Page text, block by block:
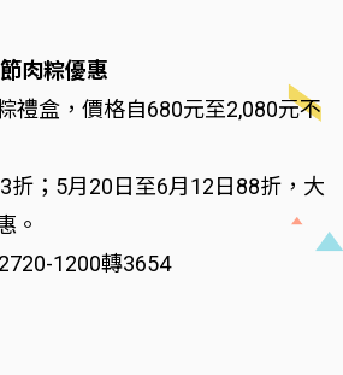
肉粽優惠
禮盒，價格自680元至2,080元不
折；5月20日至6月12日88折，大
。
1200轉3654